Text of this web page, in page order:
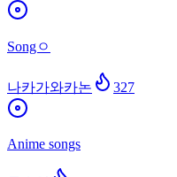
Songㅇ
나카가와카논 327
Anime songs